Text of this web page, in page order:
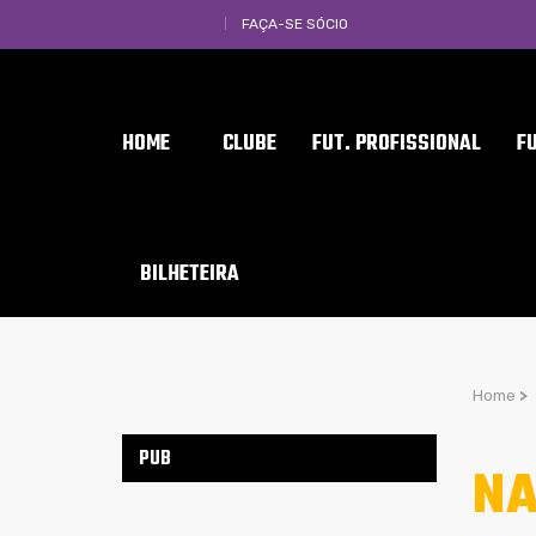
FAÇA-SE SÓCIO
HOME CLUBE FUT. PROFISSIONAL
BILHETEIRA
Home >
PUB